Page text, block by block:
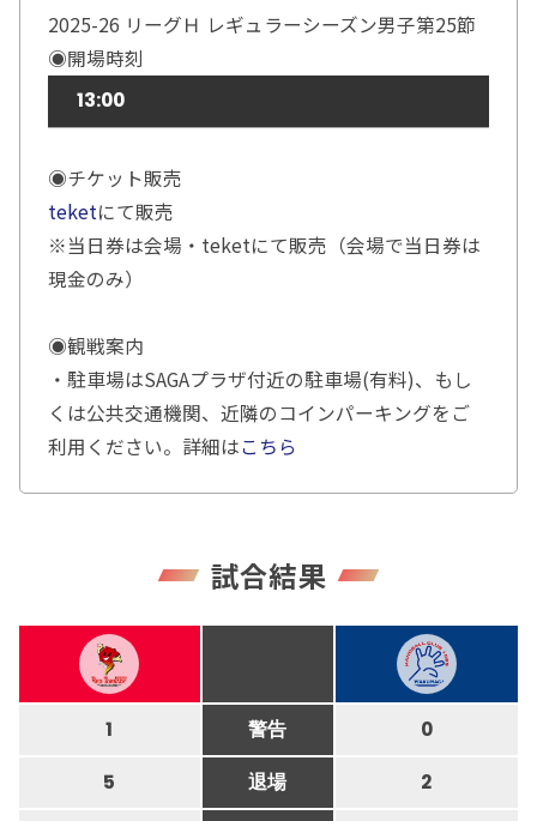
2025-26 リーグＨ レギュラーシーズン男子第25節
◉開場時刻
13:00
◉チケット販売
teketにて販売
※当日券は会場・teketにて販売（会場で当日券は
現金のみ）
◉観戦案内
・駐車場はSAGAプラザ付近の駐車場(有料)、もし
くは公共交通機関、近隣のコインパーキングをご
利用ください。詳細はこちら
試合結果
1 警告 0
5 退場 2